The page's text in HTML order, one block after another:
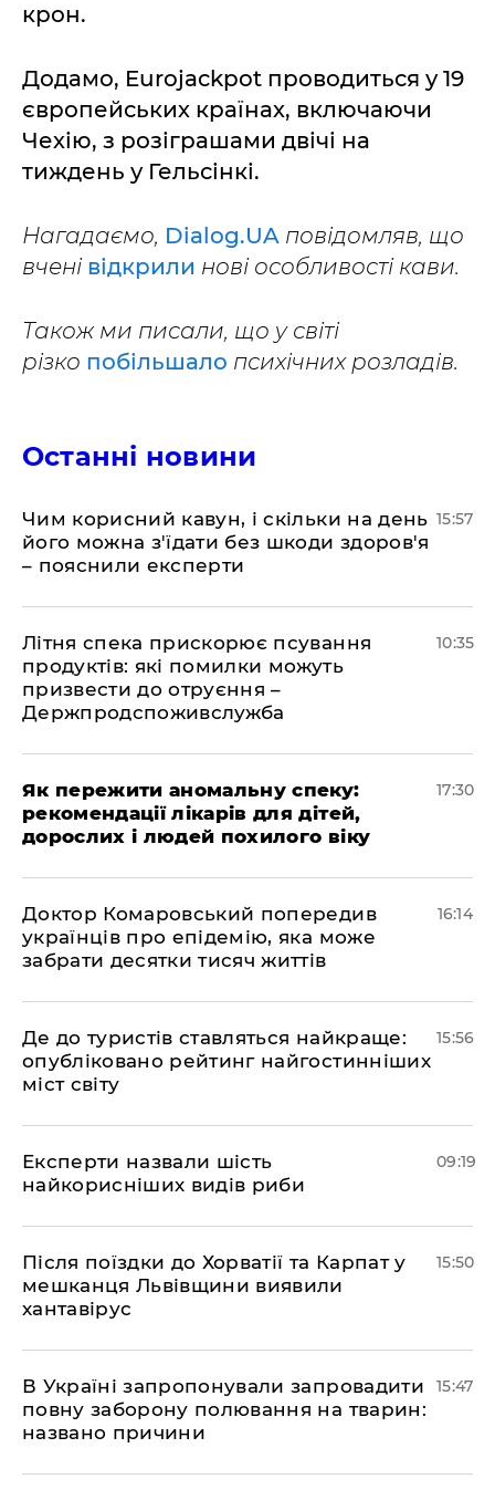
крон.
Додамо, Eurojackpot проводиться у 19
європейських країнах, включаючи
Чехію, з розіграшами двічі на
тиждень у Гельсінкі.
Нагадаємо, Dialog.UA повідомляв, що
вчені відкрили нові особливості кави.
Також ми писали, що у світі
різко побільшало психічних розладів.
Останні новини
Чим корисний кавун, і скільки на день
його можна з'їдати без шкоди здоров'я
– пояснили експерти
15:57
Літня спека прискорює псування
продуктів: які помилки можуть
призвести до отруєння –
Держпродспоживслужба
10:35
Як пережити аномальну спеку:
рекомендації лікарів для дітей,
дорослих і людей похилого віку
17:30
Доктор Комаровський попередив
українців про епідемію, яка може
забрати десятки тисяч життів
16:14
Де до туристів ставляться найкраще:
опубліковано рейтинг найгостинніших
міст світу
15:56
Експерти назвали шість
найкорисніших видів риби
09:19
Після поїздки до Хорватії та Карпат у
мешканця Львівщини виявили
хантавірус
15:50
В Україні запропонували запровадити
повну заборону полювання на тварин:
названо причини
15:47